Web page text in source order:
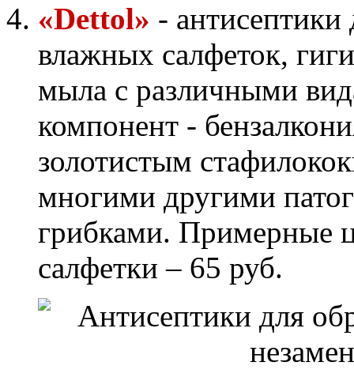
«Dettol» - антисептики
влажных салфеток,
мыла с различными
компонент -
золотистым
многими другими
грибками. Примерные
салфетки – 65 руб.